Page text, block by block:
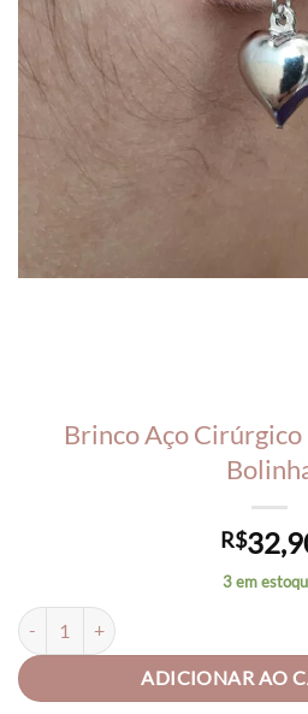
Brinco Aço Cirúrgico
R$
3 em
Brinco Aço Cirúrgico Inox Coração e
ADICIONAR AO